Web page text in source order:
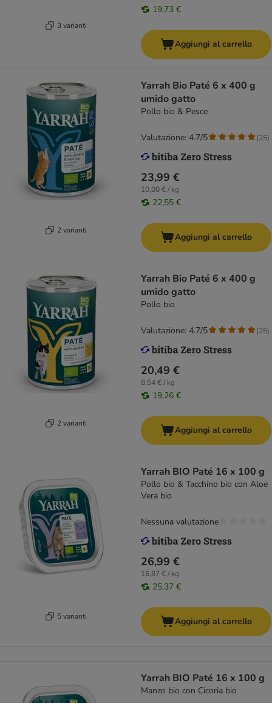
3 varianti
19,73 €
Aggiungi al carrello
2 varianti
Yarrah Bio Paté 6 x 400 g
umido gatto
Pollo bio & Pesce
23,99 €
10,00 € / kg
22,55 €
Valutazione: 4.7/5 (25)
Aggiungi al carrello
2 varianti
Yarrah Bio Paté 6 x 400 g
umido gatto
Pollo bio
20,49 €
8,54 € / kg
19,26 €
Valutazione: 4.7/5 (25)
Aggiungi al carrello
5 varianti
Yarrah BIO Paté 16 x 100 g
Pollo bio & Tacchino bio con Aloe
Vera bio
26,99 €
16,87 € / kg
25,37 €
Nessuna valutazione
Aggiungi al carrello
Yarrah BIO Paté 16 x 100 g
Manzo bio con Cicoria bio